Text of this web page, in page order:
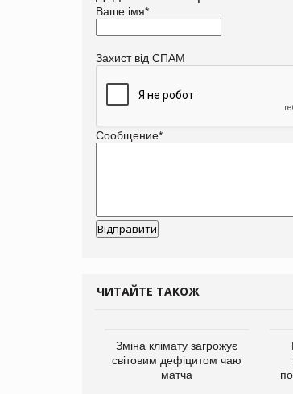
Ваше імя*
Захист від СПАМ
Сообщение*
ЧИТАЙТЕ ТАКОЖ
Зміна клімату загрожує
світовим дефіцитом чаю
матча